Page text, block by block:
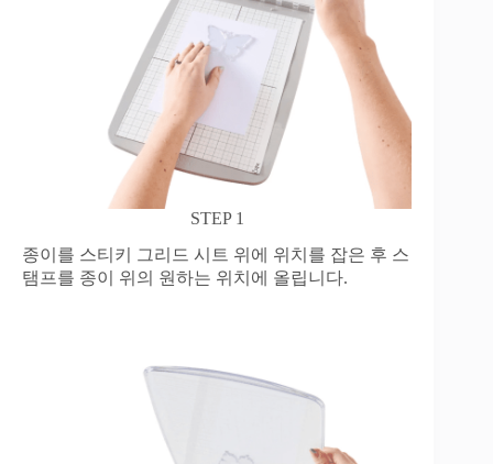
STEP 1
종이를 스티키 그리드 시트 위에 위치를 잡은 후 스
탬프를 종이 위의 원하는 위치에 올립니다.